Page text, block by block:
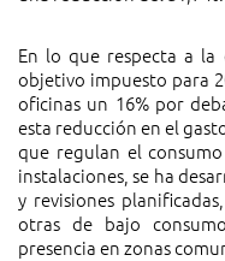
En lo que respecta a la
objetivo impuesto para
oficinas un 16% por
esta reducción en el
que regulan el
instalaciones, se ha
y revisiones
otras de bajo
presencia en zonas